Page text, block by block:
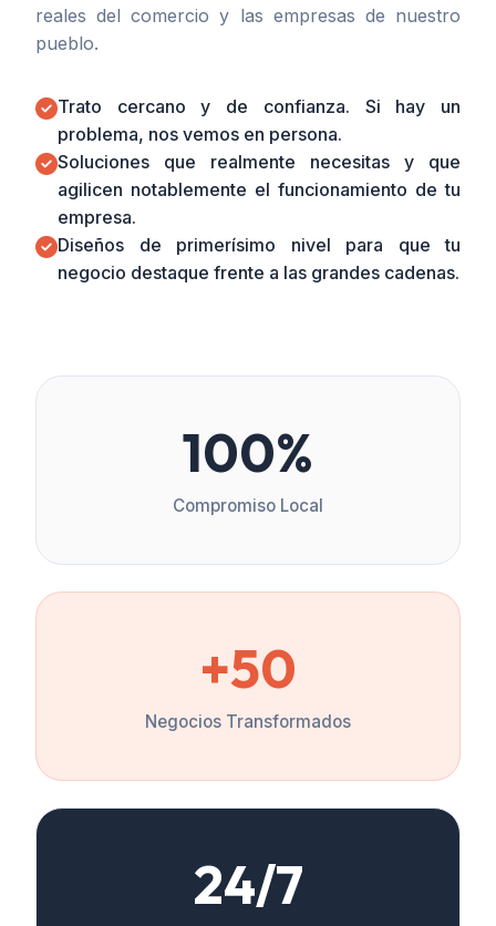
reales del comercio y las empresas de nuestro
pueblo.
Trato cercano y de confianza. Si hay un
problema, nos vemos en persona.
Soluciones que realmente necesitas y que
agilicen notablemente el funcionamiento de tu
empresa.
Diseños de primerísimo nivel para que tu
negocio destaque frente a las grandes cadenas.
100%
Compromiso Local
+50
Negocios Transformados
24/7